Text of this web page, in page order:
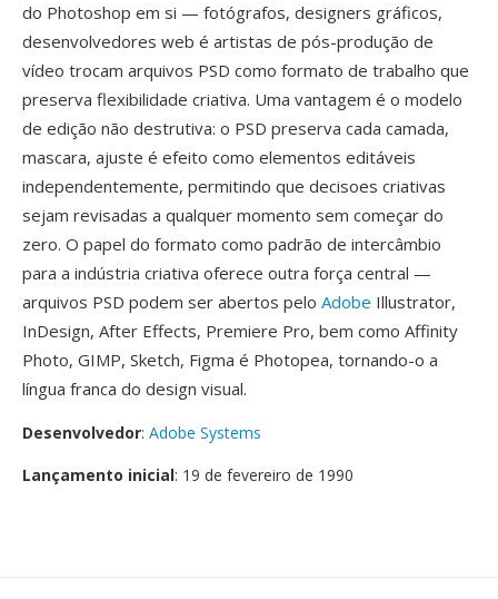
do Photoshop em si — fotógrafos, designers gráficos,
desenvolvedores web é artistas de pós-produção de
vídeo trocam arquivos PSD como formato de trabalho que
preserva flexibilidade criativa. Uma vantagem é o modelo
de edição não destrutiva: o PSD preserva cada camada,
mascara, ajuste é efeito como elementos editáveis
independentemente, permitindo que decisoes criativas
sejam revisadas a qualquer momento sem começar do
zero. O papel do formato como padrão de intercâmbio
para a indústria criativa oferece outra força central —
arquivos PSD podem ser abertos pelo Adobe Illustrator,
InDesign, After Effects, Premiere Pro, bem como Affinity
Photo, GIMP, Sketch, Figma é Photopea, tornando-o a
língua franca do design visual.
Desenvolvedor: Adobe Systems
Lançamento inicial: 19 de fevereiro de 1990